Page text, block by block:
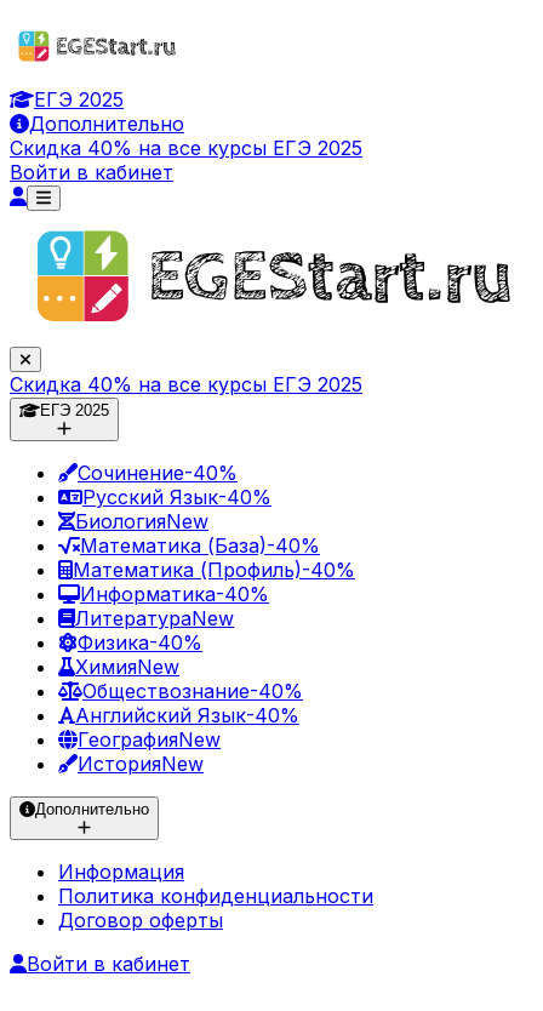
ЕГЭ 2025
Дополнительно
Скидка 40% на все курсы ЕГЭ 2025
Войти в кабинет
Скидка 40% на все курсы ЕГЭ 2025
ЕГЭ 2025
Сочинение-40%
Русский Язык-40%
БиологияNew
Математика (База)-40%
Математика (Профиль)-40%
Информатика-40%
ЛитератураNew
Физика-40%
ХимияNew
Обществознание-40%
Английский Язык-40%
ГеографияNew
ИсторияNew
Дополнительно
Информация
Политика конфиденциальности
Договор оферты
Войти в кабинет